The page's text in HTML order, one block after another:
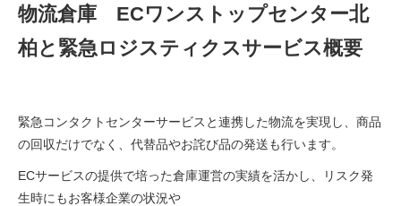
物流倉庫 ECワンストップセンター北
柏と緊急ロジスティクスサービス概要
緊急コンタクトセンターサービスと連携した物流を実現し、商品
の回収だけでなく、代替品やお詫び品の発送も行います。
ECサービスの提供で培った倉庫運営の実績を活かし、リスク発
生時にもお客様企業の状況や